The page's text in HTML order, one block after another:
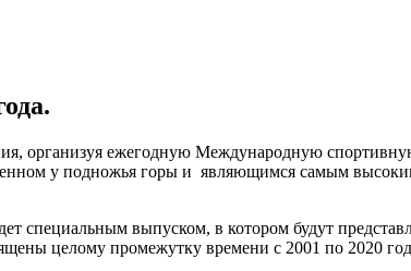
организуя ежегодную Международную
у подножья горы и являющимся самым
специальным выпуском, в котором будут
целому промежутку времени с 2001 по 2020